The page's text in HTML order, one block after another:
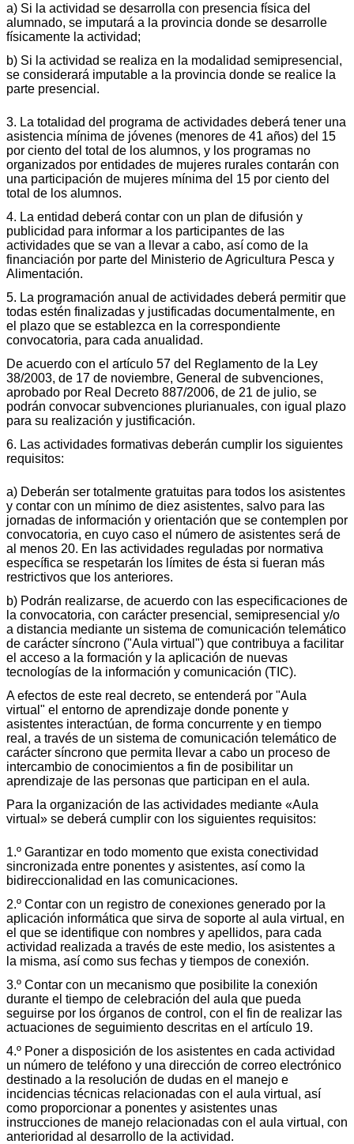
a) Si la actividad se desarrolla con presencia física del
alumnado, se imputará a la provincia donde se desarrolle
físicamente la actividad;
b) Si la actividad se realiza en la modalidad semipresencial,
se considerará imputable a la provincia donde se realice la
parte presencial.
3. La totalidad del programa de actividades deberá tener una
asistencia mínima de jóvenes (menores de 41 años) del 15
por ciento del total de los alumnos, y los programas no
organizados por entidades de mujeres rurales contarán con
una participación de mujeres mínima del 15 por ciento del
total de los alumnos.
4. La entidad deberá contar con un plan de difusión y
publicidad para informar a los participantes de las
actividades que se van a llevar a cabo, así como de la
financiación por parte del Ministerio de Agricultura Pesca y
Alimentación.
5. La programación anual de actividades deberá permitir que
todas estén finalizadas y justificadas documentalmente, en
el plazo que se establezca en la correspondiente
convocatoria, para cada anualidad.
De acuerdo con el artículo 57 del Reglamento de la Ley
38/2003, de 17 de noviembre, General de subvenciones,
aprobado por Real Decreto 887/2006, de 21 de julio, se
podrán convocar subvenciones plurianuales, con igual plazo
para su realización y justificación.
6. Las actividades formativas deberán cumplir los siguientes
requisitos:
a) Deberán ser totalmente gratuitas para todos los asistentes
y contar con un mínimo de diez asistentes, salvo para las
jornadas de información y orientación que se contemplen por
convocatoria, en cuyo caso el número de asistentes será de
al menos 20. En las actividades reguladas por normativa
específica se respetarán los límites de ésta si fueran más
restrictivos que los anteriores.
b) Podrán realizarse, de acuerdo con las especificaciones de
la convocatoria, con carácter presencial, semipresencial y/o
a distancia mediante un sistema de comunicación telemático
de carácter síncrono ("Aula virtual") que contribuya a facilitar
el acceso a la formación y la aplicación de nuevas
tecnologías de la información y comunicación (TIC).
A efectos de este real decreto, se entenderá por "Aula
virtual" el entorno de aprendizaje donde ponente y
asistentes interactúan, de forma concurrente y en tiempo
real, a través de un sistema de comunicación telemático de
carácter síncrono que permita llevar a cabo un proceso de
intercambio de conocimientos a fin de posibilitar un
aprendizaje de las personas que participan en el aula.
Para la organización de las actividades mediante «Aula
virtual» se deberá cumplir con los siguientes requisitos:
1.º Garantizar en todo momento que exista conectividad
sincronizada entre ponentes y asistentes, así como la
bidireccionalidad en las comunicaciones.
2.º Contar con un registro de conexiones generado por la
aplicación informática que sirva de soporte al aula virtual, en
el que se identifique con nombres y apellidos, para cada
actividad realizada a través de este medio, los asistentes a
la misma, así como sus fechas y tiempos de conexión.
3.º Contar con un mecanismo que posibilite la conexión
durante el tiempo de celebración del aula que pueda
seguirse por los órganos de control, con el fin de realizar las
actuaciones de seguimiento descritas en el artículo 19.
4.º Poner a disposición de los asistentes en cada actividad
un número de teléfono y una dirección de correo electrónico
destinado a la resolución de dudas en el manejo e
incidencias técnicas relacionadas con el aula virtual, así
como proporcionar a ponentes y asistentes unas
instrucciones de manejo relacionadas con el aula virtual, con
anterioridad al desarrollo de la actividad.